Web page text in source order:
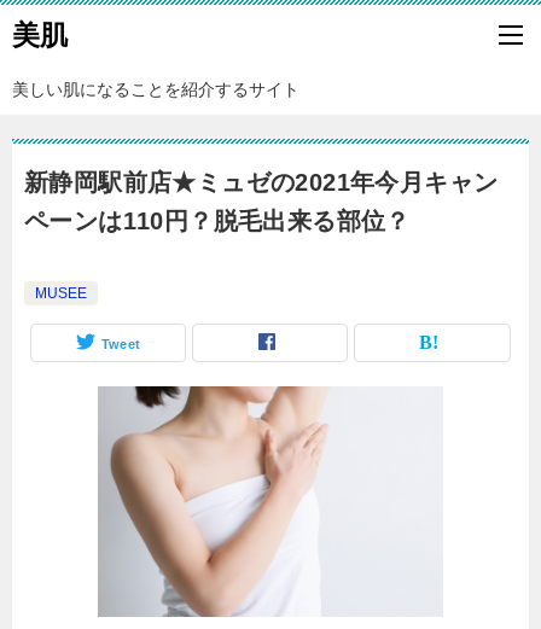
美肌
美しい肌になることを紹介するサイト
新静岡駅前店★ミュゼの2021年今月キャン
ペーンは110円？脱毛出来る部位？
MUSEE
Tweet